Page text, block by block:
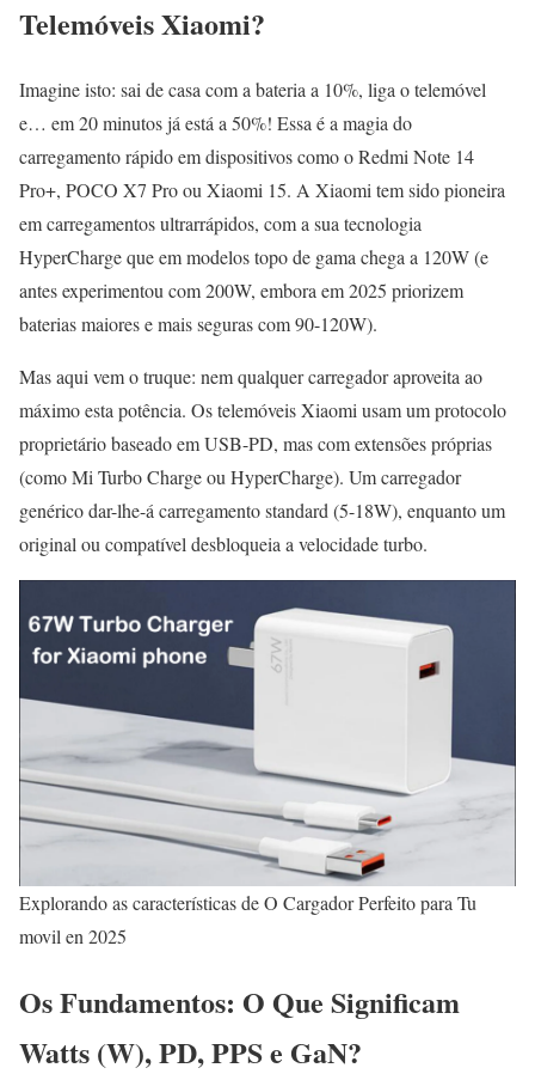
Telemóveis Xiaomi?
Imagine isto: sai de casa com a bateria a 10%, liga o telemóvel
e… em 20 minutos já está a 50%! Essa é a magia do
carregamento rápido em dispositivos como o Redmi Note 14
Pro+, POCO X7 Pro ou Xiaomi 15. A Xiaomi tem sido pioneira
em carregamentos ultrarrápidos, com a sua tecnologia
HyperCharge que em modelos topo de gama chega a 120W (e
antes experimentou com 200W, embora em 2025 priorizem
baterias maiores e mais seguras com 90-120W).
Mas aqui vem o truque: nem qualquer carregador aproveita ao
máximo esta potência. Os telemóveis Xiaomi usam um protocolo
proprietário baseado em USB-PD, mas com extensões próprias
(como Mi Turbo Charge ou HyperCharge). Um carregador
genérico dar-lhe-á carregamento standard (5-18W), enquanto um
original ou compatível desbloqueia a velocidade turbo.
Explorando as características de O Cargador Perfeito para Tu
movil en 2025
Os Fundamentos: O Que Significam
Watts (W), PD, PPS e GaN?